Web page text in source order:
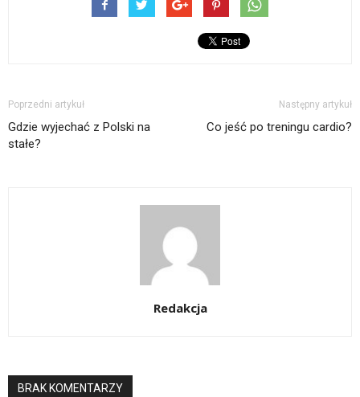
Poprzedni artykuł
Gdzie wyjechać z Polski na
stałe?
Następny artykuł
Co jeść po treningu cardio?
Redakcja
BRAK KOMENTARZY